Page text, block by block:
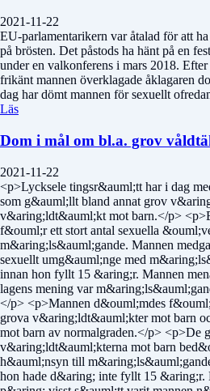
2021-11-22
EU-parlamentarikern var åtalad för att
på brösten. Det påstods ha hänt på en
under en valkonferens i mars 2018.
frikänt mannen överklagade åklagaren
dag har dömt mannen för sexuellt
Läs
Dom i mål om bl.a. grov
2021-11-22
<p>Lycksele tingsr&auml;tt har i dag
som g&auml;llt bland annat grov
v&aring;ldt&auml;kt mot barn.</p>
f&ouml;r ett stort antal sexuella
m&aring;ls&auml;gande. Mannen
sexuellt umg&auml;nge med
innan hon fyllt 15 &aring;r. Mannen
lagens mening var
</p> <p>Mannen d&ouml;mdes
grova v&aring;ldt&auml;kter mot barn
mot barn av normalgraden.</p> <p>De
v&aring;ldt&auml;kterna mot barn
h&auml;nsyn till
hon hade d&aring; inte fyllt 15 &aring;r.